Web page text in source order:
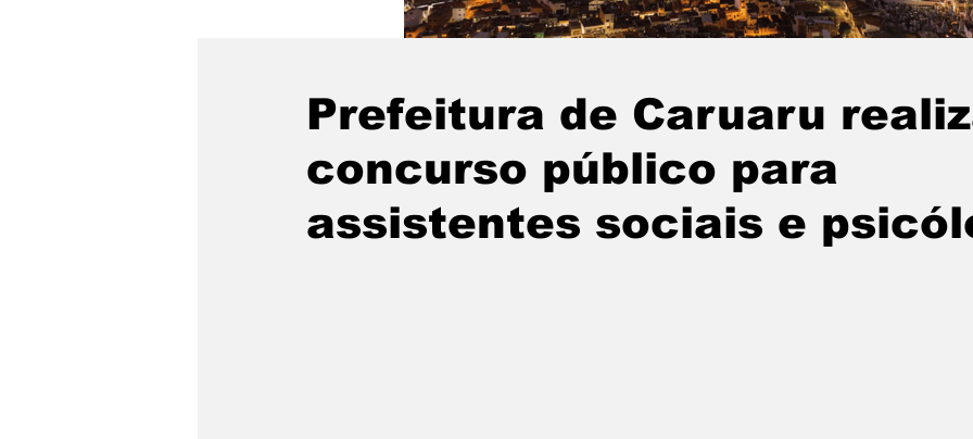
Prefeitura de Caruaru
concurso público para
assistentes sociais e